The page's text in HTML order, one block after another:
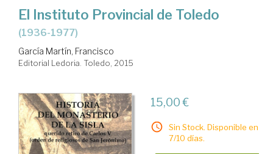
El Instituto Provincial de Toledo
(1936-1977)
García Martín, Francisco
Editorial Ledoria. Toledo, 2015
15,00 €
Sin Stock. Disponible en
7/10 días.